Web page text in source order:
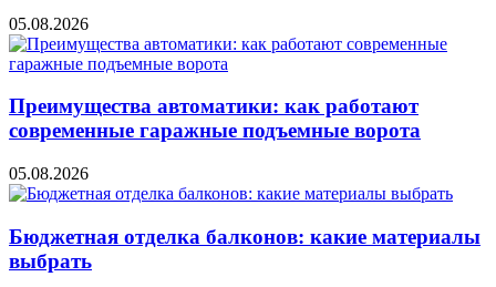
05.08.2026
Преимущества автоматики: как работают
современные гаражные подъемные ворота
05.08.2026
Бюджетная отделка балконов: какие материалы
выбрать